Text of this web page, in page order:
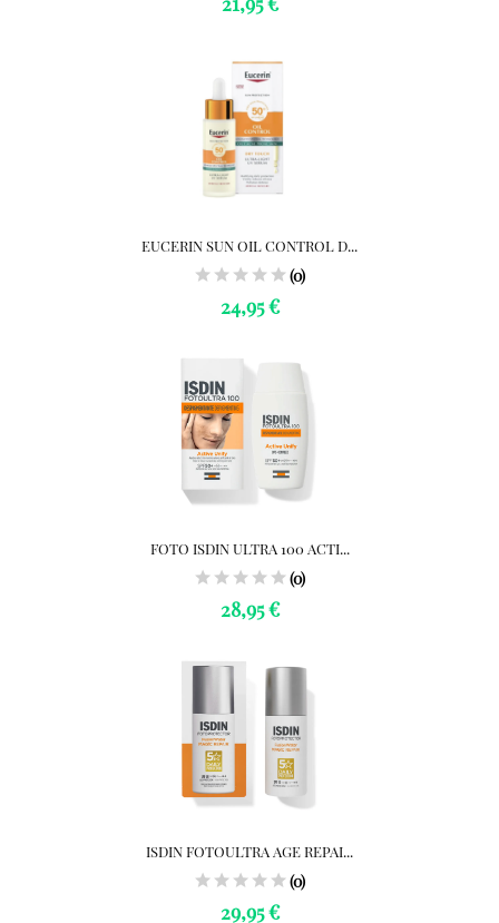
EUCERIN SUN OIL CONTROL D...
(0)
24,95 €
FOTO ISDIN ULTRA 100 ACTI...
(0)
28,95 €
ISDIN FOTOULTRA AGE REPAI...
(0)
29,95 €